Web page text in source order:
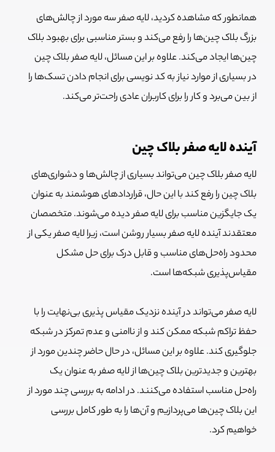
همانطور که مشاهده کردید، لایه صفر سه مورد از چالش‌های
بزرگ بلاک چین‌ها را رفع می‌کند و بستر مناسبی برای بهبود بلاک
چین‌ها ایجاد می‌کند. علاوه بر این مسائل، لایه صفر بلاک چین
در بسیاری از موارد نیاز به کد نویسی برای انجام دادن تسک‌ها را
از بین می‌برد و کار را برای کاربران عادی راحت‌تر می‌کند.
آینده لایه صفر بلاک چین
لایه صفر بلاک چین می‌تواند بسیاری از چالش‌ها و دشواری‌های
بلاک چین را رفع کند با این حال، قراردادهای هوشمند به عنوان
یک جایگزین مناسب برای لایه صفر دیده می‌شوند. متخصصان
معتقدند آینده لایه صفر بسیار روشن است، زیرا لایه صفر یکی از
محدود راه‌حل‌های مناسب و قابل درک برای حل مشکل
مقیاس‌پذیری شبکه‌ها است.
لایه صفر می‌تواند در آینده نزدیک مقیاس پذیری بی‌نهایت را با
حفظ تراکم شبکه ممکن کند و از ناامنی و عدم تمرکز در شبکه
جلوگیری کند. علاوه بر این مسائل، در حال حاضر چندین مورد از
بهترین و جدیدترین بلاک چین‌ها از لایه صفر به عنوان یک
راه‌حل مناسب استفاده می‌کنند. در ادامه به بررسی چند مورد از
این بلاک چین‌ها می‌پردازیم و آن‌ها را به طور کامل بررسی
خواهیم کرد.